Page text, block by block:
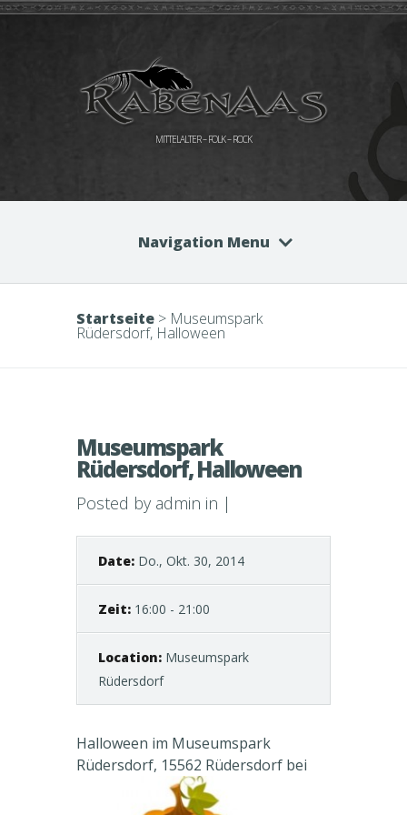
MITTELALTER – FOLK – ROCK
Navigation Menu
Startseite > Museumspark
Rüdersdorf, Halloween
Museumspark
Rüdersdorf, Halloween
Posted by admin in |
Date: Do., Okt. 30, 2014
Zeit: 16:00 - 21:00
Location: Museumspark
Rüdersdorf
Halloween im Museumspark
Rüdersdorf, 15562 Rüdersdorf bei